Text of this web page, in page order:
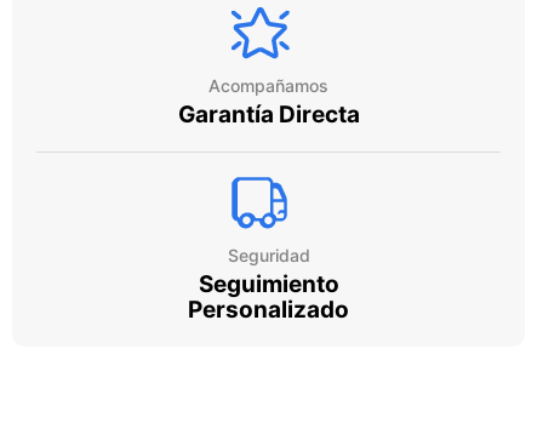
Acompañamos
Garantía Directa
Seguridad
Seguimiento
Personalizado